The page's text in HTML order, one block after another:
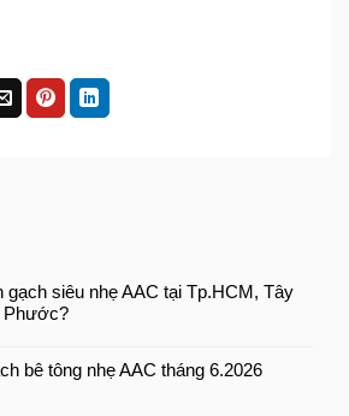
siêu nhẹ AAC tại Tp.HCM, Tây
Phước?
bê tông nhẹ AAC tháng 6.2026